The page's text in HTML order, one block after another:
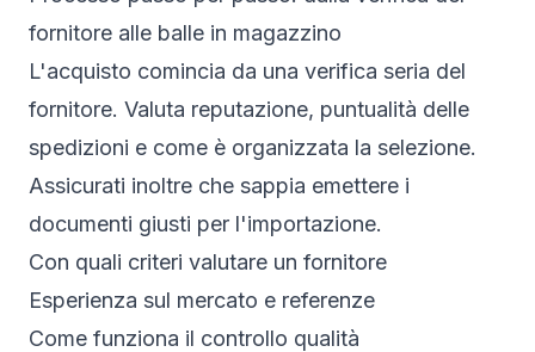
fornitore alle balle in magazzino
L'acquisto comincia da una verifica seria del
fornitore. Valuta reputazione, puntualità delle
spedizioni e come è organizzata la selezione.
Assicurati inoltre che sappia emettere i
documenti giusti per l'importazione.
Con quali criteri valutare un fornitore
Esperienza sul mercato e referenze
Come funziona il controllo qualità